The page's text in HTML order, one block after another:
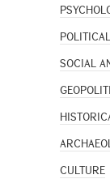
SOCIAL
CULTURE